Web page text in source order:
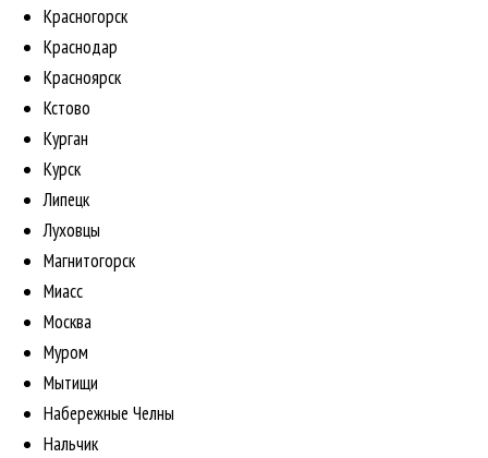
Красногорск
Краснодар
Красноярск
Кстово
Курган
Курск
Липецк
Луховцы
Магнитогорск
Миасс
Москва
Муром
Мытищи
Набережные Челны
Нальчик